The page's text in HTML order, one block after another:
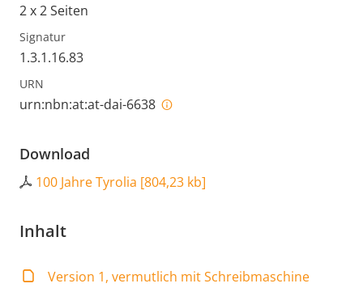
2 x 2 Seiten
Signatur
1.3.1.16.83
URN
urn:nbn:at:at-dai-6638
Download
100 Jahre Tyrolia [804,23 kb]
Inhalt
Version 1, vermutlich mit Schreibmaschine